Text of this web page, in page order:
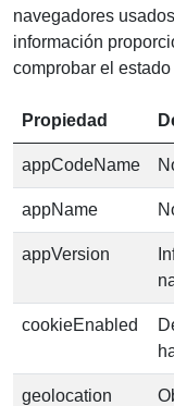
navegadores
información
comprobar el
Propiedad
appCodeName
appName
appVersion
cookieEnabled
geolocation